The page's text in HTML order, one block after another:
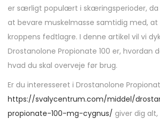
d
o
n
d
i
n
er særligt populært i skæringsperioder,
at bevare muskelmasse samtidig med,
kroppens fedtlagre. I denne artikel vil vi
Drostanolone Propionate 100 er, hvordan
hvad du skal overveje før brug.
Er du interesseret i Drostanolone
https://svalycentrum.com/middel/
propionate-100-mg-cygnus/ giver dig